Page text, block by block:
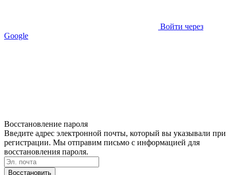
Войти через
Google
Восстановление пароля
Введите адрес электронной почты, который вы указывали при
регистрации. Мы отправим письмо с информацией для
восстановления пароля.
Восстановить